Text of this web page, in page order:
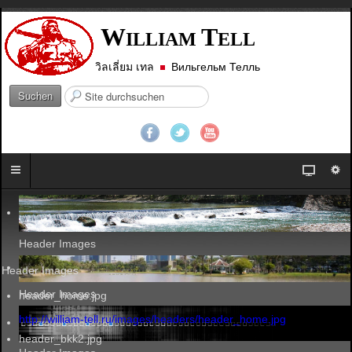
WILLIAM TELL
วิลเลี่ยม เทล Вильгельм Телль
Suchen
S
e
.
.
.
Header Images
Header Images
Header Images
header_home.jpg
http://william-tell.ru/images/headers/header_home.jpg
header_bkk2.jpg